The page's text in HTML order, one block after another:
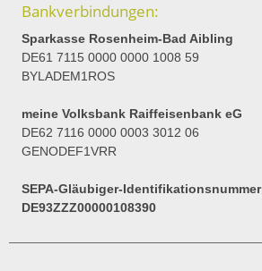
Bankverbindungen:
Sparkasse Rosenheim-Bad Aibling
DE61 7115 0000 0000 1008 59
BYLADEM1ROS
meine Volksbank Raiffeisenbank eG
DE62 7116 0000 0003 3012 06
GENODEF1VRR
SEPA-Gläubiger-Identifikationsnummer
DE93ZZZ00000108390